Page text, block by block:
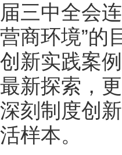
届三中全会
营商环境”的
创新实践案
最新探索，
深刻制度创
活样本。